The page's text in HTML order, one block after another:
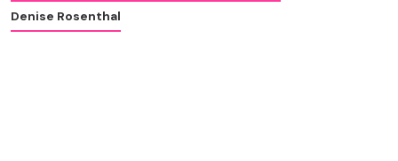
Denise Rosenthal